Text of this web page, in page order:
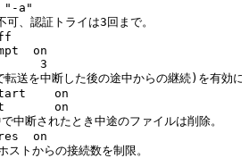
"-a"
、認証トライは3回まで。
on
3
送を中断した後の途中からの継続)を有効に
on
on
中断されたとき中途のファイルは削除。
on
トからの接続数を制限。